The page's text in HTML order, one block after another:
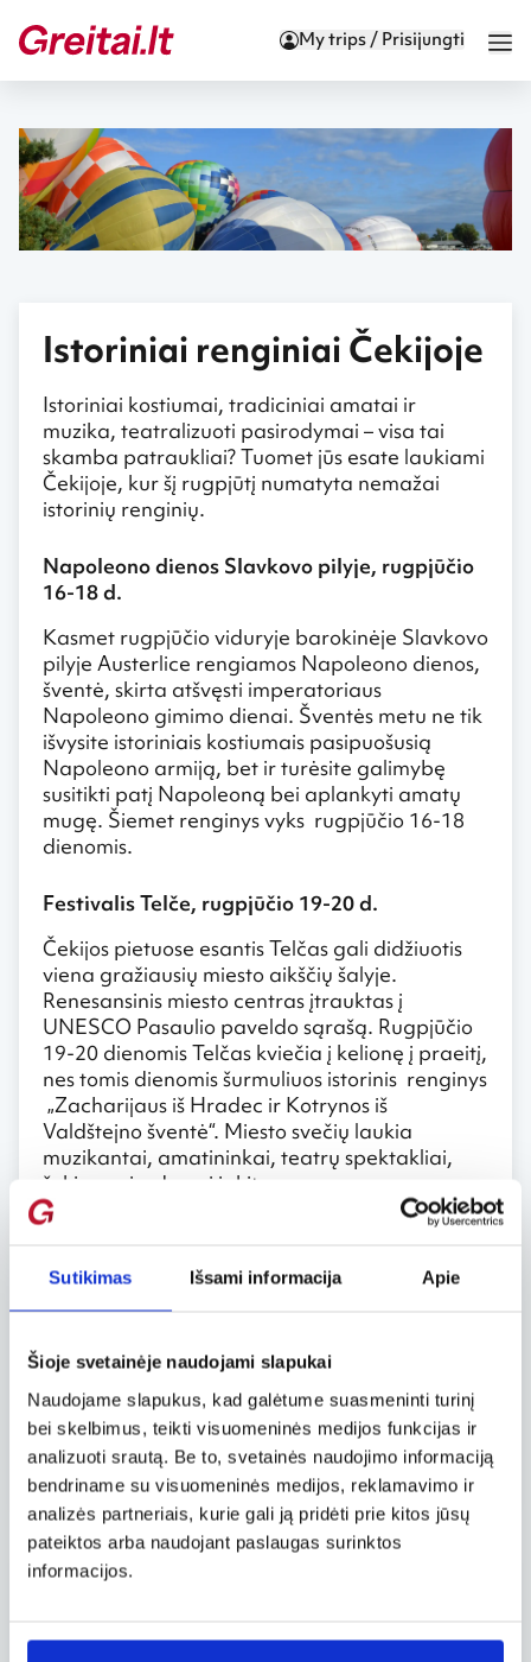
Sutikimas Išsami informacija Apie
Šioje svetainėje naudojami slapukai
Naudojame slapukus, kad galėtume suasmeninti turinį
bei skelbimus, teikti visuomeninės medijos funkcijas ir
analizuoti srautą. Be to, svetainės naudojimo informaciją
bendriname su visuomeninės medijos, reklamavimo ir
analizės partneriais, kurie gali ją pridėti prie kitos jūsų
pateiktos arba naudojant paslaugas surinktos
informacijos.
My trips / Prisijungti
Istoriniai renginiai Čekijoje
Istoriniai kostiumai, tradiciniai amatai ir
muzika, teatralizuoti pasirodymai – visa tai
skamba patraukliai? Tuomet jūs esate laukiami
Čekijoje, kur šį rugpjūtį numatyta nemažai
istorinių renginių.
Napoleono dienos Slavkovo pilyje, rugpjūčio
16-18 d.
Kasmet rugpjūčio viduryje barokinėje Slavkovo
pilyje Austerlice rengiamos Napoleono dienos,
šventė, skirta atšvęsti imperatoriaus
Napoleono gimimo dienai. Šventės metu ne tik
išvysite istoriniais kostiumais pasipuošusią
Napoleono armiją, bet ir turėsite galimybę
susitikti patį Napoleoną bei aplankyti amatų
mugę. Šiemet renginys vyks rugpjūčio 16-18
dienomis.
Festivalis Telče, rugpjūčio 19-20 d.
Čekijos pietuose esantis Telčas gali didžiuotis
viena gražiausių miesto aikščių šalyje.
Renesansinis miesto centras įtrauktas į
UNESCO Pasaulio paveldo sąrašą. Rugpjūčio
19-20 dienomis Telčas kviečia į kelionę į praeitį,
nes tomis dienomis šurmuliuos istorinis renginys
„Zacharijaus iš Hradec ir Kotrynos iš
Valdštejno šventė“. Miesto svečių laukia
muzikantai, amatininkai, teatrų spektakliai,
šokių pasirodymai ir kitos pramogos.
d.
Rugpjūčio 23 d. jau tryliktą kartą Sychrovo
Europoje. Programoje: sporto žaidynės, škotų
šokiai, muzika ir, žinoma, škotiško viskio
degustacija bei daug daug škotiškų sijonų –
kiltų.
Parengta pagal Czechtourism.com informaciją